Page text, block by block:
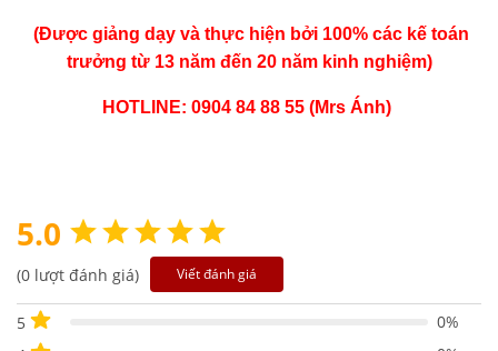
(Được giảng dạy và thực hiện bởi 100% các kế toán
trưởng từ 13 năm đến 20 năm kinh nghiệm)
HOTLINE: 0904 84 88 55 (Mrs Ánh)
5.0
(0 lượt đánh giá) Viết đánh giá
5
0%